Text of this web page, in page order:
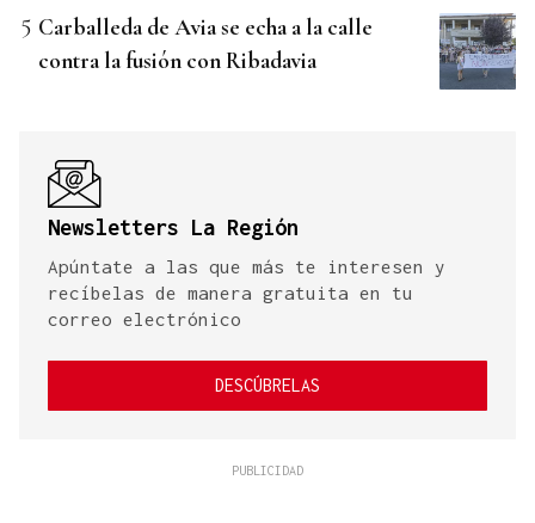
Carballeda de Avia se echa a la calle
contra la fusión con Ribadavia
Newsletters La Región
Apúntate a las que más te interesen y
recíbelas de manera gratuita en tu
correo electrónico
DESCÚBRELAS